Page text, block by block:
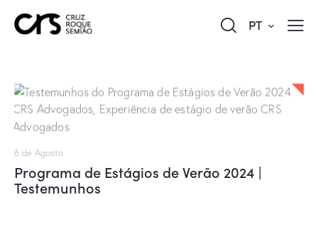
PT
6 de Agosto
Programa de Estágios de Verão 2024 |
Testemunhos